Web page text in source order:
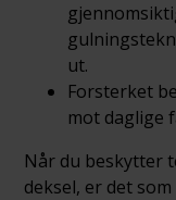
ut.
Forsterket
mot daglige
Når du beskytter
deksel, er det